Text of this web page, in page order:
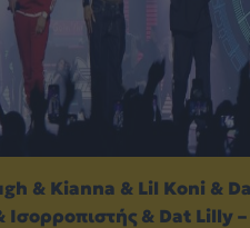
& Kianna & Lil Koni &
Ισορροπιστής & Dat Lilly –